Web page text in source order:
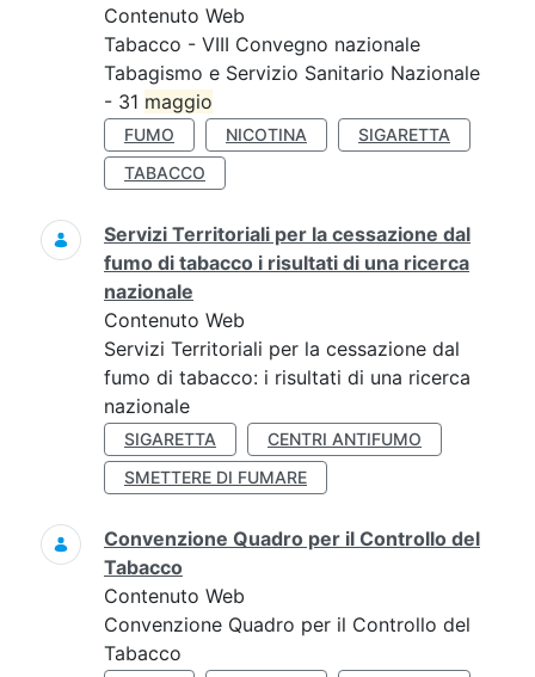
Contenuto Web
Tabacco - VIII Convegno nazionale
Tabagismo e Servizio Sanitario Nazionale
- 31 maggio
FUMO NICOTINA
SIGARETTA
TABACCO
Servizi Territoriali per la cessazione dal
fumo di tabacco i risultati di una ricerca
nazionale
Contenuto Web
Servizi Territoriali per la cessazione dal
fumo di tabacco: i risultati di una ricerca
nazionale
SIGARETTA
CENTRI ANTIFUMO
SMETTERE DI FUMARE
Convenzione Quadro per il Controllo del
Tabacco
Contenuto Web
Convenzione Quadro per il Controllo del
Tabacco